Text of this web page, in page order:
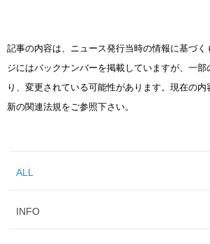
記事の内容は、ニュース発行当時の情報に基づく
ジにはバックナンバーを掲載していますが、一部
り、変更されている可能性があります。現在の
新の関連法規をご参照下さい。
ALL
INFO